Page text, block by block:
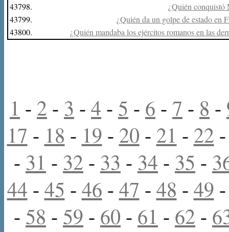
43798.
¿Quién conquistó
43799.
¿Quién da un golpe de estado en
43800.
¿Quién mandaba los ejércitos romanos en las
1 - 2 - 3 - 4 - 5 - 6 - 7 - 8 -
17 - 18 - 19 - 20 - 21 - 22
- 31 - 32 - 33 - 34 - 35 -
44 - 45 - 46 - 47 - 48 - 49
- 58 - 59 - 60 - 61 - 62 -